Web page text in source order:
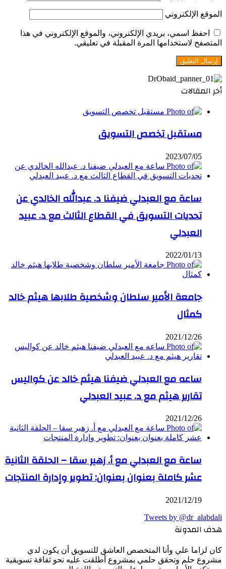
الموقع الإلكتروني
احفظ اسمي، بريدي الإلكتروني، والموقع الإلكتروني في هذا
المتصفح لاستخدامها المرة المقبلة في تعليقي.
أخر المقالات
مستقبل تخصص التسويق
2023/07/05
ساعة مع العبدلي ضيفنا د. عبدالله الخالدي عن
تحديات التسويق في القطاع الثالث مع د. عبيد
العبدلي
2022/01/13
جامعة الأمير سلطان وشخصية طلابها هيثم خالد
كمثال
2021/12/26
ساعه مع العبدلي ضيفنا هيثم خالد عن كواليس
تقارير هيثم مع د. عبيد العبدلي
2021/12/26
ساعة مع العبدلي مع أ. زهير سقا – الحلقة الثانية
عشر كاملة بعنوان بعنوان: تطوير وإدارة المنتجات
2021/12/19
Tweets by @dr_alabdali
هدف المدونة
كان لزاما علي وأنا المتخصص العاشق للتسويق أن يكون لدي
مشروع حلم وتحقق حلمي بمشروع أطلقت عليه نحو ثقافة تسويقية